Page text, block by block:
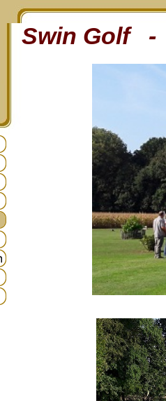
Swin Golf -